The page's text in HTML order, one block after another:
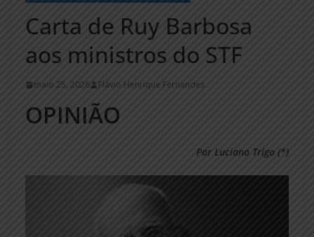
Carta de Ruy Barbosa
aos ministros do STF
maio 25, 2026 Flávio Henrique Fernandes
OPINIÃO
Por Luciano Trigo (*)